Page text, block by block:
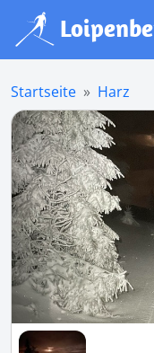
Startseite Harz